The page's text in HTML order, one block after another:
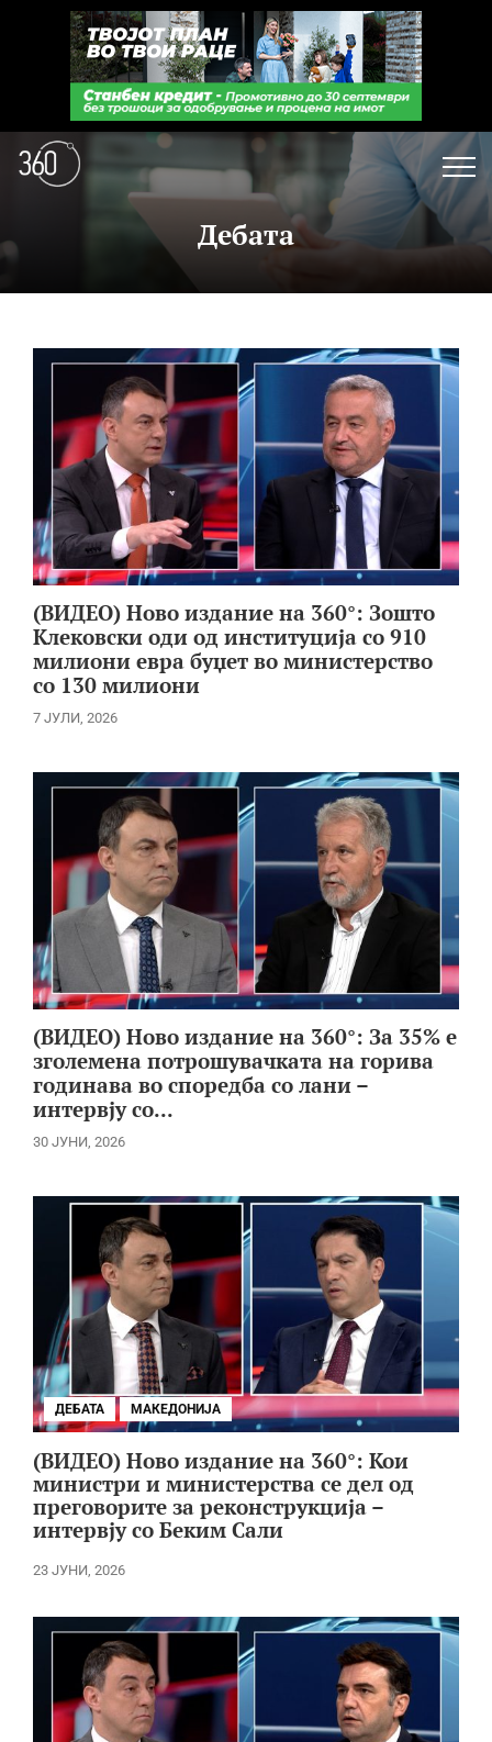
Дебата
(ВИДЕО) Ново издание на 360°: Зошто
Клековски оди од институција со 910
милиони евра буџет во министерство
со 130 милиони
7 ЈУЛИ, 2026
(ВИДЕО) Ново издание на 360°: За 35% е
зголемена потрошувачката на горива
годинава во споредба со лани –
интервју со...
30 ЈУНИ, 2026
ДЕБАТА МАКЕДОНИЈА
(ВИДЕО) Ново издание на 360°: Кои
министри и министерства се дел од
преговорите за реконструкција –
интервју со Беким Сали
23 ЈУНИ, 2026